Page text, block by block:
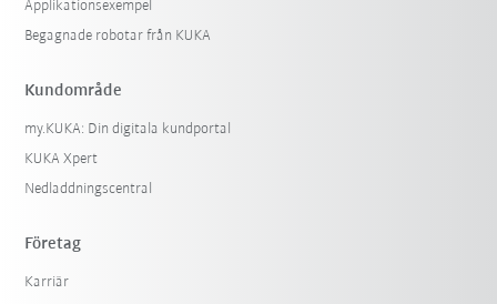
Applikationsexempel
Begagnade robotar från KUKA
Kundområde
my.KUKA: Din digitala kundportal
KUKA Xpert
Nedladdningscentral
Företag
Karriär